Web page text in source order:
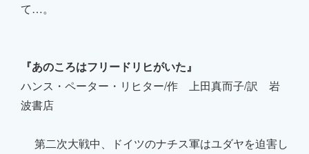
て…。
『あのころはフリードリヒがいた』
ハンス・ペーター・リヒター/作 上田真而子/訳 岩
波書店
第二次大戦中、ドイツのナチス軍はユダヤを迫害し